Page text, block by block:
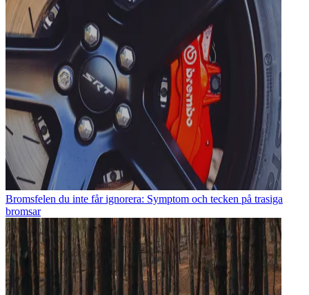
Bromsfelen du inte får ignorera: Symptom och tecken på trasiga
bromsar